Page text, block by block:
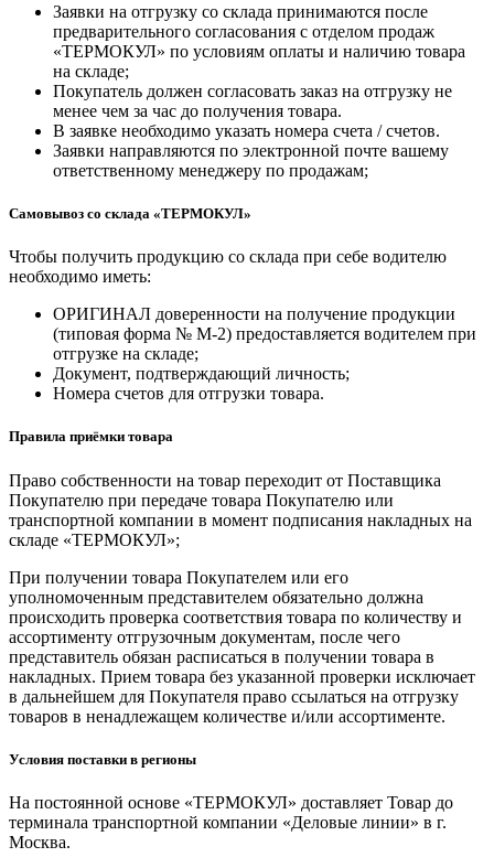
Заявки на отгрузку со склада принимаются после
предварительного согласования с отделом продаж
«ТЕРМОКУЛ» по условиям оплаты и наличию товара
на складе;
Покупатель должен согласовать заказ на отгрузку не
менее чем за час до получения товара.
В заявке необходимо указать номера счета / счетов.
Заявки направляются по электронной почте вашему
ответственному менеджеру по продажам;
Самовывоз со склада «ТЕРМОКУЛ»
Чтобы получить продукцию со склада при себе водителю
необходимо иметь:
ОРИГИНАЛ доверенности на получение продукции
(типовая форма № М-2) предоставляется водителем при
отгрузке на складе;
Документ, подтверждающий личность;
Номера счетов для отгрузки товара.
Правила приёмки товара
Право собственности на товар переходит от Поставщика
Покупателю при передаче товара Покупателю или
транспортной компании в момент подписания накладных на
складе «ТЕРМОКУЛ»;
При получении товара Покупателем или его
уполномоченным представителем обязательно должна
происходить проверка соответствия товара по количеству и
ассортименту отгрузочным документам, после чего
представитель обязан расписаться в получении товара в
накладных. Прием товара без указанной проверки исключает
в дальнейшем для Покупателя право ссылаться на отгрузку
товаров в ненадлежащем количестве и/или ассортименте.
Условия поставки в регионы
На постоянной основе «ТЕРМОКУЛ» доставляет Товар до
терминала транспортной компании «Деловые линии» в г.
Москва.